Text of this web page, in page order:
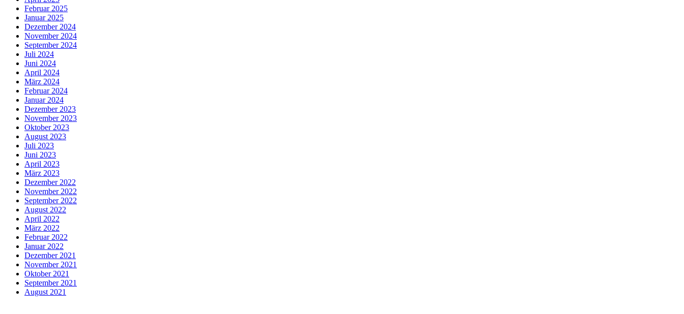
Februar 2025
Januar 2025
Dezember 2024
November 2024
September 2024
Juli 2024
Juni 2024
April 2024
März 2024
Februar 2024
Januar 2024
Dezember 2023
November 2023
Oktober 2023
August 2023
Juli 2023
Juni 2023
April 2023
März 2023
Dezember 2022
November 2022
September 2022
August 2022
April 2022
März 2022
Februar 2022
Januar 2022
Dezember 2021
November 2021
Oktober 2021
September 2021
August 2021